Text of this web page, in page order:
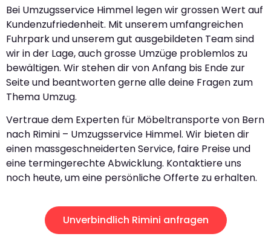
Bei Umzugsservice Himmel legen wir grossen Wert auf
Kundenzufriedenheit. Mit unserem umfangreichen
Fuhrpark und unserem gut ausgebildeten Team sind
wir in der Lage, auch grosse Umzüge problemlos zu
bewältigen. Wir stehen dir von Anfang bis Ende zur
Seite und beantworten gerne alle deine Fragen zum
Thema Umzug.
Vertraue dem Experten für Möbeltransporte von Bern
nach Rimini – Umzugsservice Himmel. Wir bieten dir
einen massgeschneiderten Service, faire Preise und
eine termingerechte Abwicklung. Kontaktiere uns
noch heute, um eine persönliche Offerte zu erhalten.
Unverbindlich Rimini anfragen